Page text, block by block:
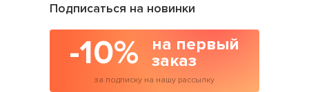
Подписаться на новинки
-10%
на первый
заказ
за подписку на нашу рассылку